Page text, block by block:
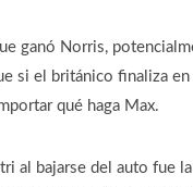
ganó Norris,
si el británico finaliza
qué haga Max.
al bajarse del auto fue